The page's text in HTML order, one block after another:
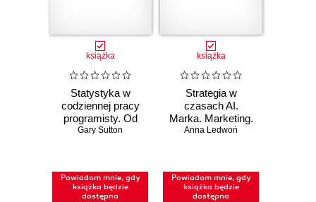
książka
Statystyka w
codziennej pracy
programisty. Od
teorii do kodu w
Gary Sutton
Powiadom mnie, gdy
książka będzie
dostępna
książka
Strategia w
czasach AI.
Marka. Marketing.
Komunikacja
Anna Ledwoń
Powiadom mnie, gdy
książka będzie
dostępna